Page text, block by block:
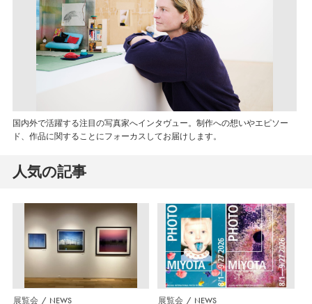
国内外で活躍する注目の写真家へインタヴュー。制作への想いやエピソー
ド、作品に関することにフォーカスしてお届けします。
人気の記事
展覧会 NEWS 展覧会 NEWS